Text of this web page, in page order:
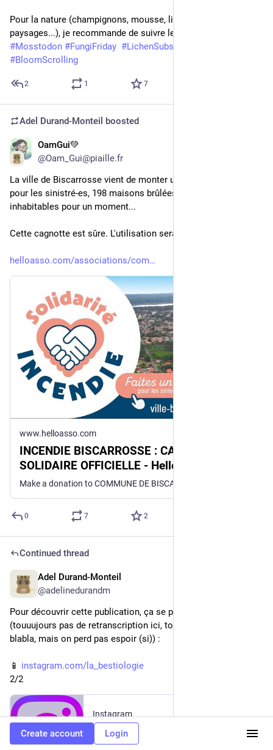
Pour la nature (champignons, mousse, lichens, fleurs,
#Mosstodon #FungiFriday #LichenSubscrube
#BloomScrolling
2 1 7
Adel Durand-Monteil boosted
OamGui💚
@Oam_Gui@piaille.fr
La ville de Biscarrosse vient de monter une cagnotte officielle
pour les sinistré-es, 198 maisons brûlées, beaucoup plus
inhabitables pour un moment...
Cette cagnotte est sûre. L'utilisation sera très très surveillée.
helloasso.com/associations/com
www.helloasso.com
INCENDIE BISCARROSSE : CAGNOTTE
SOLIDAIRE OFFICIELLE - Helloasso
0 7 2
Continued thread
Adel Durand-Monteil
@adelinedurandm
Pour découvrir cette publication, ça se passe sur Instagram
(touuujours pas de retranscription ici, touuujours la chaleur
blabla, mais on perd pas espoir (si)) :
📱 instagram.com/la_bestiologie
2/2
Instagram
Instagram
Create account Login